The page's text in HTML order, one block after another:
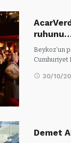
Beykoz’un
Cumhuriyet
30/10/
Demet